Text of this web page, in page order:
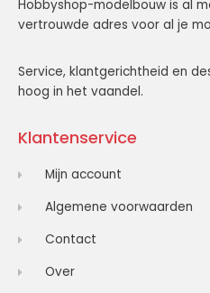
Hobbyshop-modelbouw is al
vertrouwde adres voor al je
Service, klantgerichtheid en
hoog in het vaandel.
Klantenservice
Mijn account
Algemene voorwaarden
Contact
Over